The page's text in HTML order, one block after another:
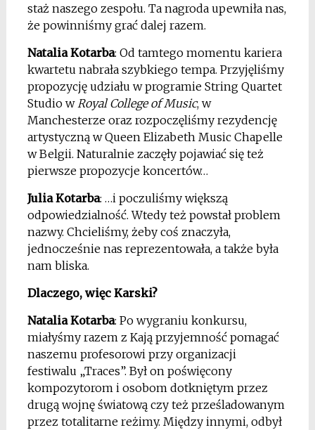
staż naszego zespołu. Ta nagroda upewniła nas,
że powinniśmy grać dalej razem.
Natalia Kotarba: Od tamtego momentu kariera
kwartetu nabrała szybkiego tempa. Przyjęliśmy
propozycję udziału w programie String Quartet
Studio w Royal College of Music, w
Manchesterze oraz rozpoczęliśmy rezydencję
artystyczną w Queen Elizabeth Music Chapelle
w Belgii. Naturalnie zaczęły pojawiać się też
pierwsze propozycje koncertów…
Julia Kotarba: …i poczuliśmy większą
odpowiedzialność. Wtedy też powstał problem
nazwy. Chcieliśmy, żeby coś znaczyła,
jednocześnie nas reprezentowała, a także była
nam bliska.
Dlaczego, więc Karski?
Natalia Kotarba: Po wygraniu konkursu,
miałyśmy razem z Kają przyjemność pomagać
naszemu profesorowi przy organizacji
festiwalu „Traces”. Był on poświęcony
kompozytorom i osobom dotkniętym przez
drugą wojnę światową czy też prześladowanym
przez totalitarne reżimy. Między innymi, odbył